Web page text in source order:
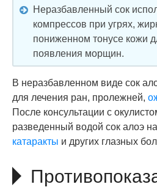
Неразбавленный сок
компрессов при угрях,
пониженном тонусе кожи
появления морщин.
В неразбавленном виде сок
для лечения ран, пролежней,
После консультации с
разведенный водой сок алоэ
катаракты и других глазных